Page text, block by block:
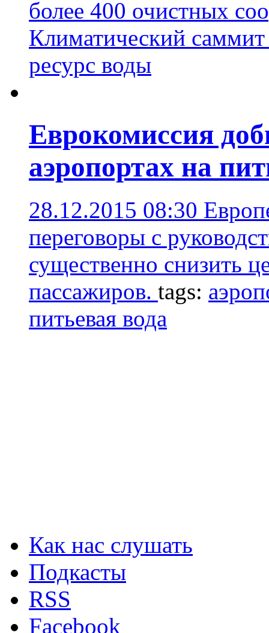
более 400 очистных
Климатический саммит
ресурс воды
Еврокомиссия
аэропортах на
28.12.2015 08:30
переговоры с
существенно снизить
пассажиров. tags:
питьевая вода
Как нас слушать
Подкасты
RSS
Facebook